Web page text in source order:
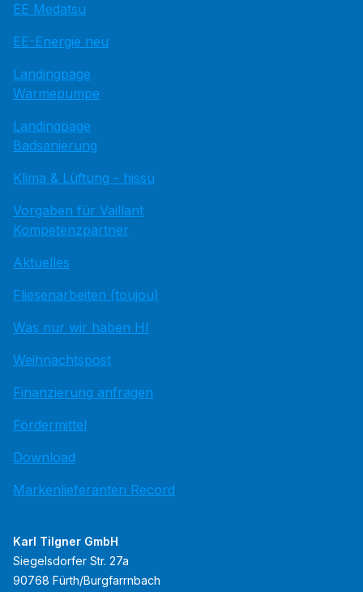
EE Medatsu
EE-Energie neu
Landingpage
Wärmepumpe
Landingpage
Badsanierung
Klima & Lüftung - hissu
Vorgaben für Vaillant
Kompetenzpartner
Aktuelles
Fliesenarbeiten (toujou)
Was nur wir haben HI
Weihnachtspost
Finanzierung anfragen
Fördermittel
Download
Markenlieferanten Record
Karl Tilgner GmbH
Siegelsdorfer Str. 27a
90768 Fürth/Burgfarrnbach